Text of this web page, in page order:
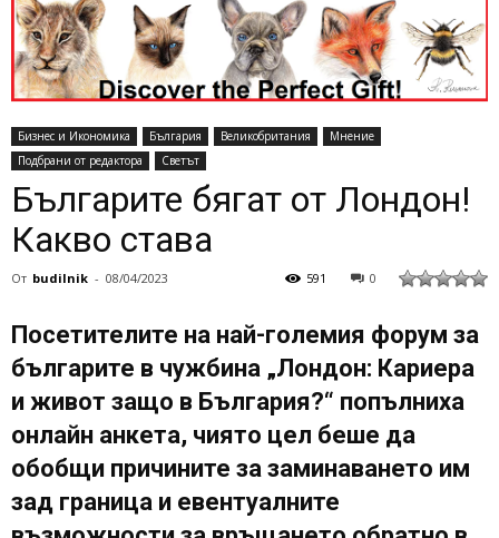
Бизнес и Икономика България Великобритания
Мнение
Подбрани от редактора
Светът
Българите бягат от Лондон!
Какво става
От budilnik - 08/04/2023 0
591
Посетителите на най-големия форум за
българите в чужбина „Лондон: Кариера
и живот защо в България?“ попълниха
онлайн анкета, чиято цел беше да
обобщи причините за заминаването им
зад граница и евентуалните